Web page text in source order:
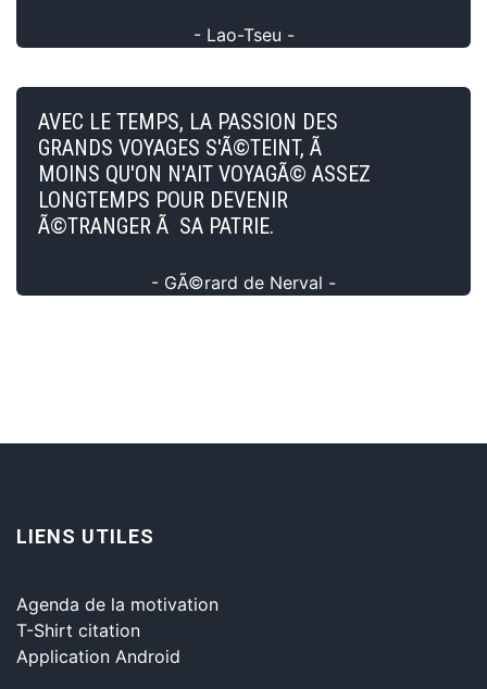
- Lao-Tseu -
AVEC LE TEMPS, LA PASSION DES
GRANDS VOYAGES S'Ã©TEINT, Ã
MOINS QU'ON N'AIT VOYAGÃ© ASSEZ
LONGTEMPS POUR DEVENIR
Ã©TRANGER Ã SA PATRIE.
- GÃ©rard de Nerval -
LIENS UTILES
Agenda de la motivation
T-Shirt citation
Application Android